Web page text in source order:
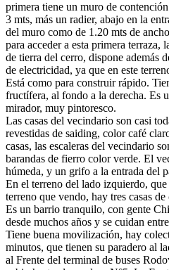
primera tiene un muro de
3 mts, más un radier, abajo en la
del muro como de 1.20 mts de
para acceder a esta primera terraza,
de tierra del cerro, dispone además
de electricidad, ya que en este
Está como para construir rápido.
fructífera, al fondo a la derecha. Es
mirador, muy pintoresco.
Las casas del vecindario son casi
revestidas de saiding, color café
casas, las escaleras del vecindario
barandas de fierro color verde. El
húmeda, y un grifo a la entrada del
En el terreno del lado izquierdo,
terreno que vendo, hay tres casas de
Es un barrio tranquilo, con gente
desde muchos años y se cuidan
Tiene buena movilización, hay
minutos, que tienen su paradero al
al Frente del terminal de buses